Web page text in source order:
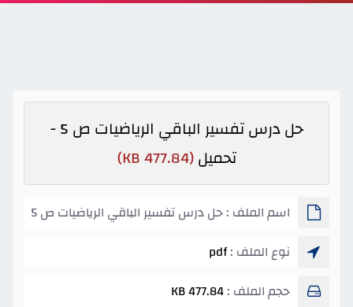
حل درس تفسير الباقي الرياضيات ص 5 -
تحميل(477.84 KB)
اسم الملف : حل درس تفسير الباقي الرياضيات ص 5
نوع الملف :pdf
حجم الملف :477.84 KB